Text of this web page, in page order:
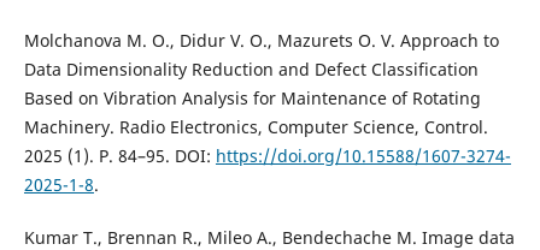
Molchanova M. O., Didur V. O., Mazurets O. V. Approach to
Data Dimensionality Reduction and Defect Classification
Based on Vibration Analysis for Maintenance of Rotating
Machinery. Radio Electronics, Computer Science, Control.
2025 (1). P. 84–95. DOI: https://doi.org/10.15588/1607-3274-
2025-1-8.
Kumar T., Brennan R., Mileo A., Bendechache M. Image data